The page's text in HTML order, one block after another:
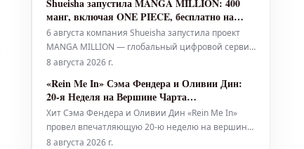
Для многих, включая автора этой статьи,
атмосферные сцены фильма и его
завораживающий саундтрек также служат
идеальным ф
Shueisha запустила MANGA MILLION: 400
манг, включая ONE PIECE, бесплатно на
100+ языках
6 августа компания Shueisha запустила проект
MANGA MILLION — глобальный цифровой сервис,
приуроченный к 100-летию компании. Эта
манги, переведенных более чем на 100 языков,
предоставляя в общей сложности один миллион
страниц бесплатно читателям по вс
8 августа 2026 г.
«Rein Me In» Сэма Фендера и Оливии Дин:
20-я Неделя на Вершине Чарта
Великобритании
Хит Сэма Фендера и Оливии Дин «Rein Me In»
провел впечатляющую 20-ю неделю на вершине
британского чарта синглов, укрепив их
8 августа 2026 г.